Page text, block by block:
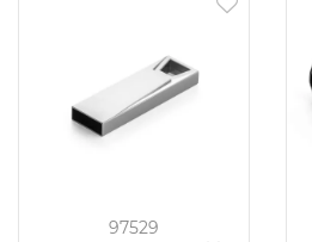
97529